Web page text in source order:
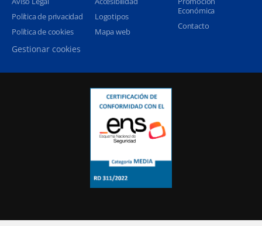
Política de privacidad
Política de cookies
Gestionar cookies
Logotipos
Mapa web
Económica
Contacto